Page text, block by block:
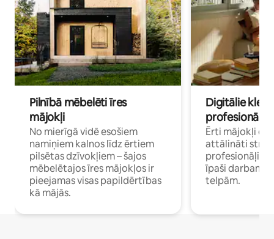
Pilnībā mēbelēti īres
mājokļi
No mierīgā vidē esošiem
namiņiem kalnos līdz ērtiem
pilsētas dzīvokļiem – šajos
mēbelētajos īres mājokļos ir
pieejamas visas papildērtības
kā mājās.
Digitālie
profesionāļi
Ērti mājokļi
attālināti
īpaši darbam
telpām.